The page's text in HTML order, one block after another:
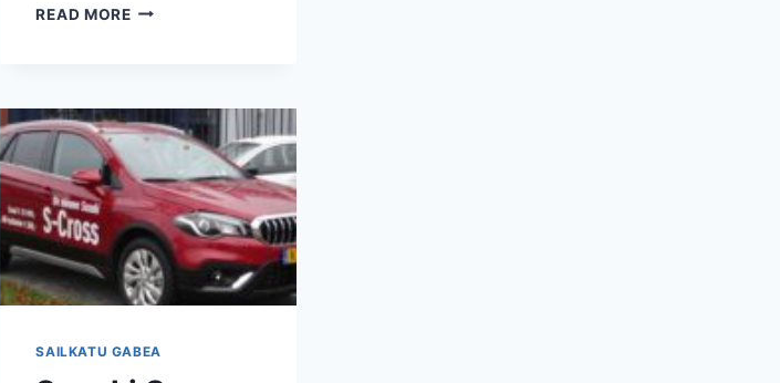
READ MORESUZUKI
HARTZEKO
MODUKO
GURUTZAKETA
PRAKTIKO
ETA
ERAGINKORRA
SAILKATU GABEA